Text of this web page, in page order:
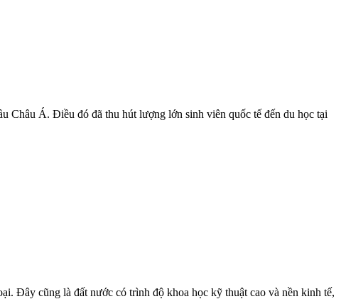
Châu Á. Điều đó đã thu hút lượng lớn sinh viên quốc tế đến du học tại
Đây cũng là đất nước có trình độ khoa học kỹ thuật cao và nền kinh tế,